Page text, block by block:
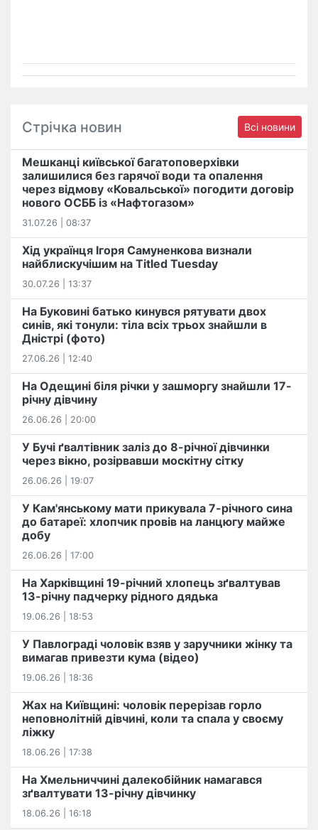
Стрічка новин Всі новини
Мешканці київської багатоповерхівки
залишилися без гарячої води та опалення
через відмову «Ковальської» погодити договір
нового ОСББ із «Нафтогазом»
31.07.26 | 08:37
Хід українця Ігоря Самуненкова визнали
найблискучішим на Titled Tuesday
30.07.26 | 13:37
На Буковині батько кинувся рятувати двох
синів, які тонули: тіла всіх трьох знайшли в
Дністрі (фото)
27.06.26 | 12:40
На Одещині біля річки у зашморгу знайшли 17-
річну дівчину
26.06.26 | 20:00
У Бучі ґвалтівник заліз до 8-річної дівчинки
через вікно, розірвавши москітну сітку
26.06.26 | 19:07
У Кам'янському мати прикувала 7-річного сина
до батареї: хлопчик провів на ланцюгу майже
добу
26.06.26 | 17:00
На Харківщині 19-річний хлопець​ ️зґвалтував
13-річну падчерку рідного дядька
19.06.26 | 18:53
У Павлограді чоловік взяв у заручники жінку та
вимагав привезти кума (відео)
19.06.26 | 18:36
Жах на Київщині: чоловік перерізав горло
неповнолітній дівчині, коли та спала у своєму
ліжку
18.06.26 | 17:38
На Хмельниччині далекобійник намагався
зґвалтувати 13-річну дівчинку
18.06.26 | 16:18